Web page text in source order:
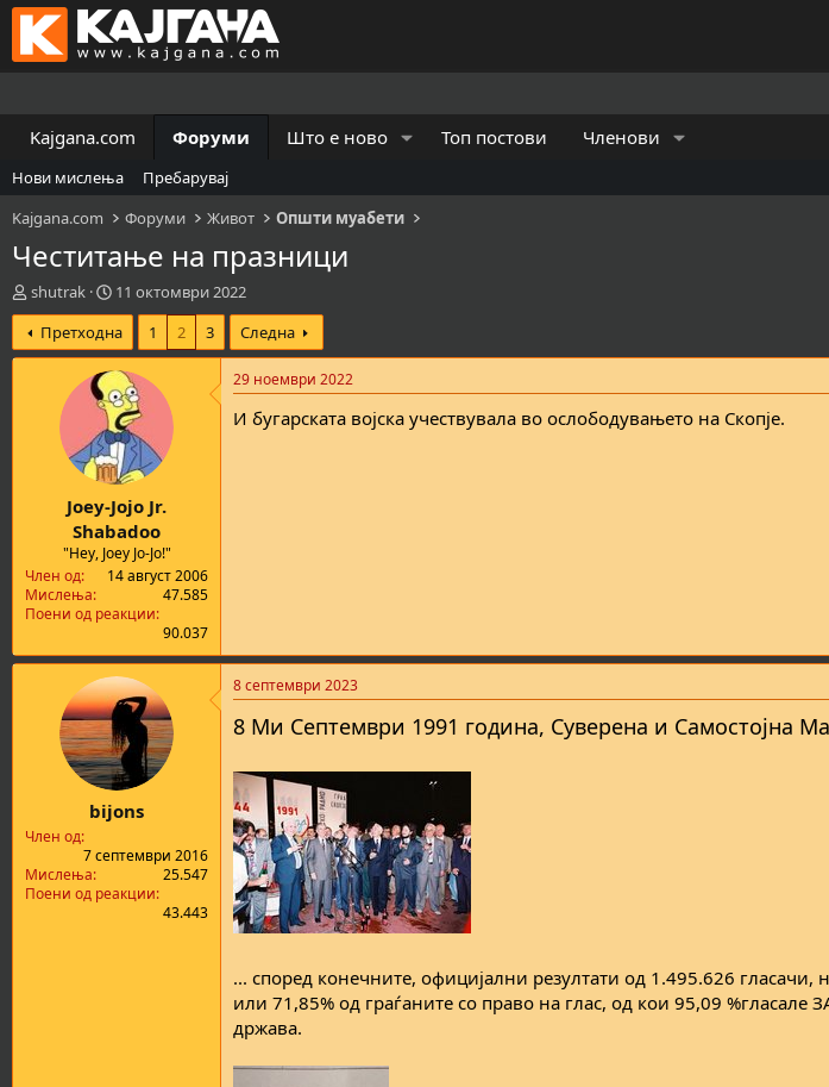
Kajgana.com Форуми Што е ново Топ постови Членови
Нови мислења
Пребарувај
Kajgana.com
Форуми Живот Општи муабети
Честитање на празници
К
р
е
а
т
а
shutrak
В
р
е
м
е
н
а
з
а
п
о
ч
н
у
а
е
11 октомври 2022
Претходна
1 2 3 Следна
Joey-Jojo Jr.
Shabadoo
"Hey, Joey Jo-Jo!"
Член од
14 август 2006
Мислења
47.585
Поени од реакции
90.037
29 ноември 2022
И бугарската војска учествувала во ослободувањето на Скопје.
bijons
Член од
7 септември 2016
Мислења
25.547
Поени од реакции
43.443
8 септември 2023
8 Ми Септември 1991 година, Суверена и Самостојна
... според конечните, официјални резултати од 1.495.626 гласачи,
или 71,85% од граѓаните со право на глас, од кои 95,09 %гласале
држава.